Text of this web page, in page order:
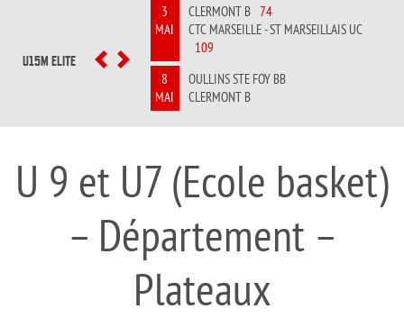
U15M ELITE PREVIOUS
NEXT
3
MAI
CLERMONT B 74
CTC MARSEILLE - ST MARSEILLAIS UC
109
8
MAI
OULLINS STE FOY BB
CLERMONT B
U 9 et U7 (Ecole basket)
– Département –
Plateaux